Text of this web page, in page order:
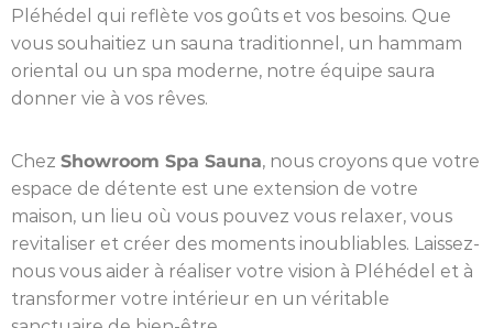
Pléhédel qui reflète vos goûts et vos besoins. Que
vous souhaitiez un sauna traditionnel, un hammam
oriental ou un spa moderne, notre équipe saura
donner vie à vos rêves.
Chez Showroom Spa Sauna, nous croyons que votre
espace de détente est une extension de votre
maison, un lieu où vous pouvez vous relaxer, vous
revitaliser et créer des moments inoubliables. Laissez-
nous vous aider à réaliser votre vision à Pléhédel et à
transformer votre intérieur en un véritable